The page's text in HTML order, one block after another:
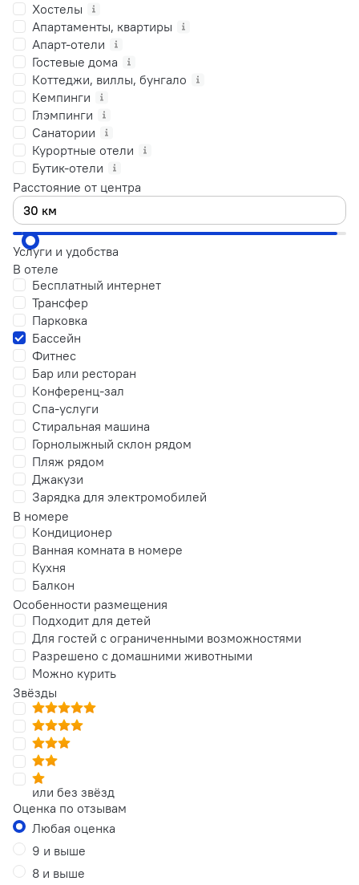
Хостелы
Апартаменты, квартиры
Апарт-отели
Гостевые дома
Коттеджи, виллы, бунгало
Кемпинги
Глэмпинги
Санатории
Курортные отели
Бутик-отели
Расстояние от центра
Услуги и удобства
В отеле
Бесплатный интернет
Трансфер
Парковка
Бассейн
Фитнес
Бар или ресторан
Конференц-зал
Спа-услуги
Стиральная машина
Горнолыжный склон рядом
Пляж рядом
Джакузи
Зарядка для электромобилей
В номере
Кондиционер
Ванная комната в номере
Кухня
Балкон
Особенности размещения
Подходит для детей
Для гостей с ограниченными возможностями
Разрешено с домашними животными
Можно курить
Звёзды
или без звёзд
Оценка по отзывам
Любая оценка
9 и выше
8 и выше